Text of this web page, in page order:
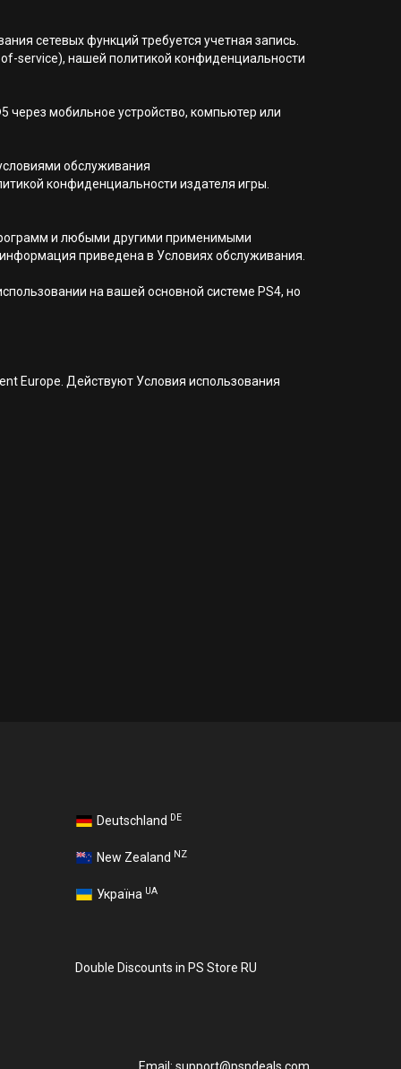
сетевых функций требуется учетная запись.
service), нашей политикой конфиденциальности
через мобильное устройство, компьютер или
обслуживания
конфиденциальности издателя игры.
и любыми другими применимыми
приведена в Условиях обслуживания.
на вашей основной системе PS4, но
Europe. Действуют Условия использования
Deutschland DE
New Zealand NZ
Україна UA
Double Discounts in PS Store RU